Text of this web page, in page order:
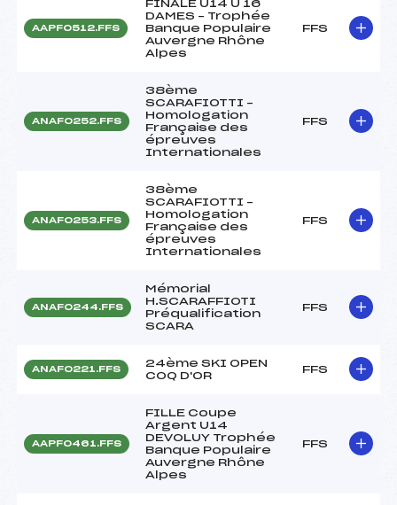
AAPF0512.FFS
FINALE U14 U 16
DAMES – Trophée
Banque Populaire
Auvergne Rhône
Alpes
FFS
ANAF0252.FFS
38ème
SCARAFIOTTI –
Homologation
Française des
épreuves
Internationales
FFS
ANAF0253.FFS
38ème
SCARAFIOTTI –
Homologation
Française des
épreuves
Internationales
FFS
ANAF0244.FFS
Mémorial
H.SCARAFFIOTI
Préqualification
SCARA
FFS
ANAF0221.FFS
24ème SKI OPEN
COQ D'OR
FFS
AAPF0461.FFS
FILLE Coupe
Argent U14
DEVOLUY Trophée
Banque Populaire
Auvergne Rhône
Alpes
FFS